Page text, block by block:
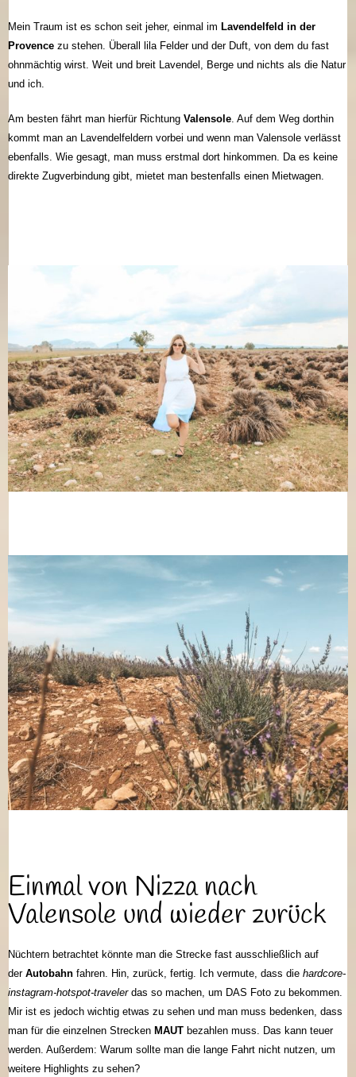
Mein Traum ist es schon seit jeher, einmal im Lavendelfeld in der
Provence zu stehen. Überall lila Felder und der Duft, von dem du fast
ohnmächtig wirst. Weit und breit Lavendel, Berge und nichts als die Natur
und ich.
Am besten fährt man hierfür Richtung Valensole . Auf dem Weg dorthin
kommt man an Lavendelfeldern vorbei und wenn man Valensole verlässt
ebenfalls. Wie gesagt, man muss erstmal dort hinkommen. Da es keine
direkte Zugverbindung gibt, mietet man bestenfalls einen Mietwagen.
Einmal von Nizza nach
Valensole und wieder zurück
Nüchtern betrachtet könnte man die Strecke fast ausschließlich auf
der Autobahn fahren. Hin, zurück, fertig. Ich vermute, dass die hardcore-
instagram-hotspot-travelerdas so machen, um DAS Foto zu bekommen.
Mir ist es jedoch wichtig etwas zu sehen und man muss bedenken, dass
man für die einzelnen Strecken MAUT bezahlen muss. Das kann teuer
werden. Außerdem: Warum sollte man die lange Fahrt nicht nutzen, um
weitere Highlights zu sehen?